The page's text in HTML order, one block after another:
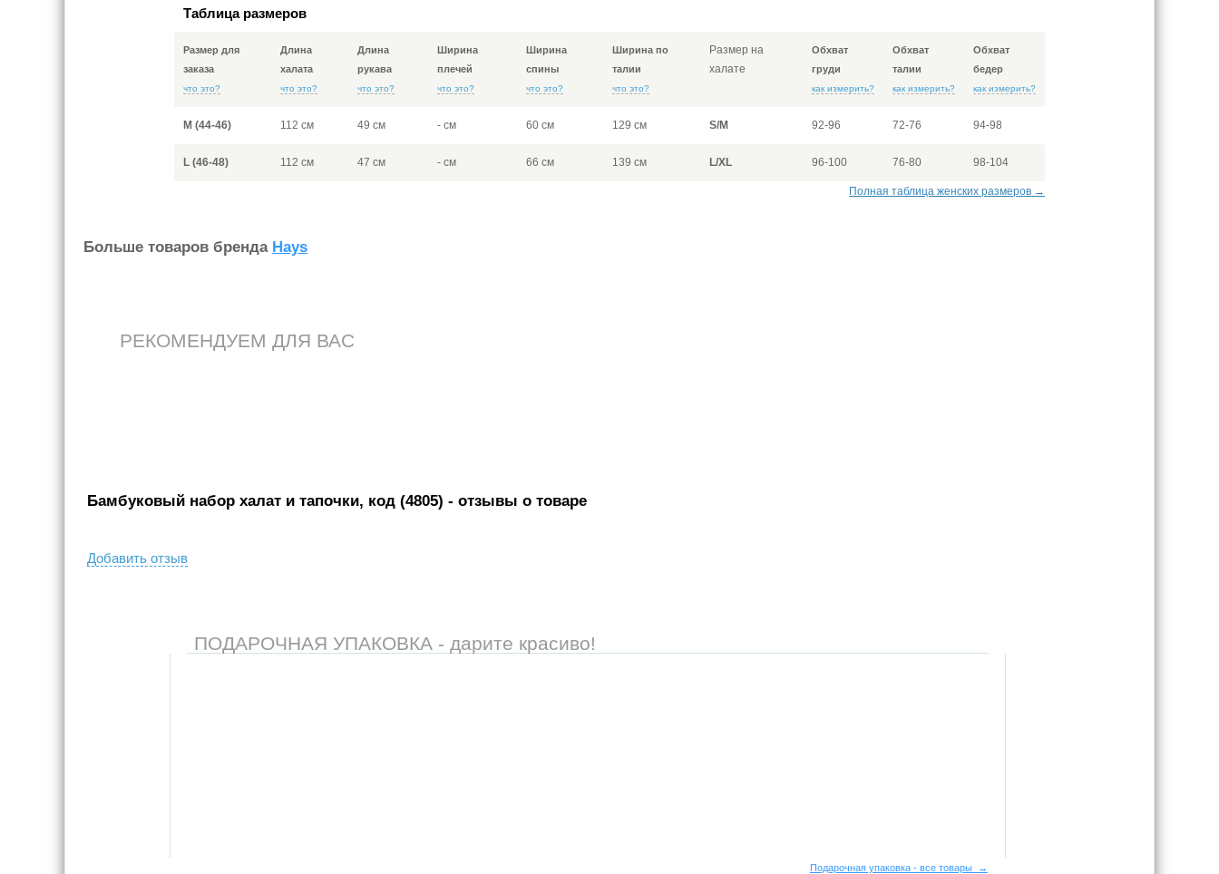
Таблица размеров
Размер для
заказа
что это?
Длина
халата
что это?
Длина
рукава
что это?
Ширина
плечей
что это?
Ширина
спины
что это?
Ширина по
талии
что это?
Размер на
халате
Обхват
груди
как измерить?
Обхват
талии
как измерить?
Обхват
бедер
как измерить?
M (44-46) 112 см 49 см - см 60 см 129 см S/M 92-96 72-76 94-98
L (46-48) 112 см 47 см - см 66 см 139 см L/XL 96-100 76-80 98-104
Полная таблица женских размеров →
Больше товаров бренда Hays
РЕКОМЕНДУЕМ ДЛЯ ВАС
Бамбуковый набор халат и тапочки, код (4805) - отзывы о товаре
Добавить отзыв
ПОДАРОЧНАЯ УПАКОВКА - дарите красиво!
Подарочная упаковка - все товары →